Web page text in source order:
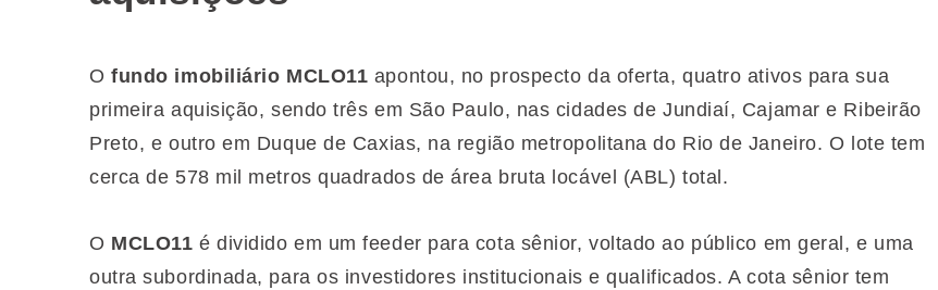
Ofundo imobiliário MCLO11 apontou, no prospecto da oferta, quatro ativos para sua
primeira aquisição, sendo três em São Paulo, nas cidades de Jundiaí, Cajamar e Ribeirão
Preto, e outro em Duque de Caxias, na região metropolitana do Rio de Janeiro. O lote tem
cerca de 578 mil metros quadrados de área bruta locável (ABL) total.
O MCLO11 é dividido em um feeder para cota sênior, voltado ao público em geral, e uma
outra subordinada, para os investidores institucionais e qualificados. A cota sênior tem